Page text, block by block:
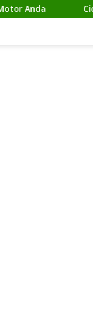
Cicilan Ninja